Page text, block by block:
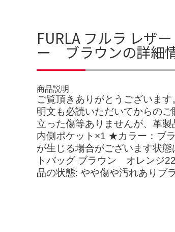
FURLA フルラ レザ
ー ブラウンの詳細
商品説明
ご覧頂きありがとうございま
明文も必読いただいてからの
立った傷等ありませんが、革
内側ポケット×1 ★カラー
が生じる場合がございます状
トバッグ ブラウン オレンジ
品の状態: やや傷や汚れありブ